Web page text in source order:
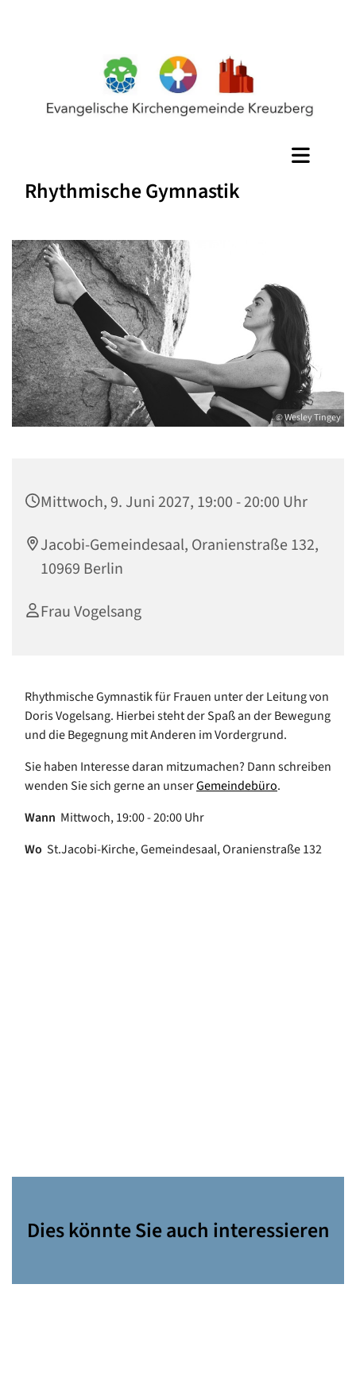
Rhythmische Gymnastik
© Wesley Tingey
Mittwoch, 9. Juni 2027, 19:00 - 20:00 Uhr
Jacobi-Gemeindesaal, Oranienstraße 132,
10969 Berlin
Frau Vogelsang
Rhythmische Gymnastik für Frauen unter der Leitung von
Doris Vogelsang. Hierbei steht der Spaß an der Bewegung
und die Begegnung mit Anderen im Vordergrund.
Sie haben Interesse daran mitzumachen? Dann schreiben
wenden Sie sich gerne an unserGemeindebüro.
Wann Mittwoch, 19:00 - 20:00 Uhr
Wo St.Jacobi-Kirche, Gemeindesaal, Oranienstraße 132
Dies könnte Sie auch interessieren